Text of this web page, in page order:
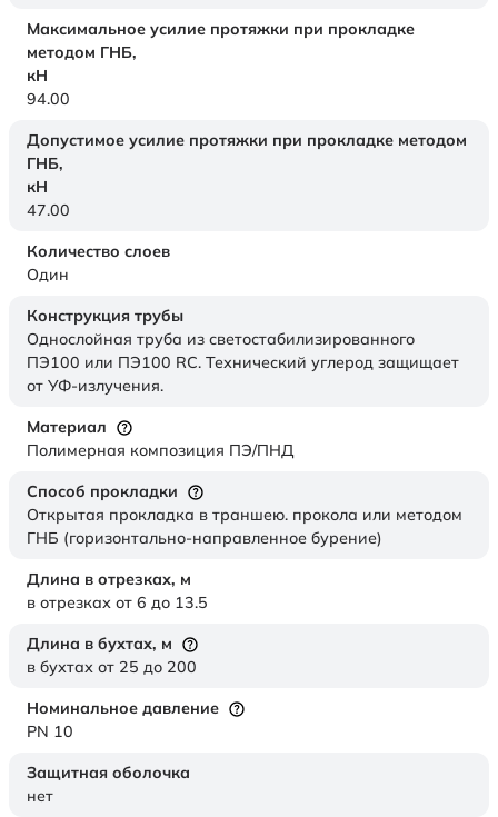
Максимальное усилие протяжки при прокладке
методом ГНБ,
кН
94.00
Допустимое усилие протяжки при прокладке методом
ГНБ,
кН
47.00
Количество слоев
Один
Конструкция трубы
Однослойная труба из светостабилизированного
ПЭ100 или ПЭ100 RC. Технический углерод защищает
от УФ-излучения.
Материал
Полимерная композиция ПЭ/ПНД
Способ прокладки
Открытая прокладка в траншею. прокола или методом
ГНБ (горизонтально-направленное бурение)
Длина в отрезках, м
в отрезках от 6 до 13.5
Длина в бухтах, м
в бухтах от 25 до 200
Номинальное давление
PN 10
Защитная оболочка
нет